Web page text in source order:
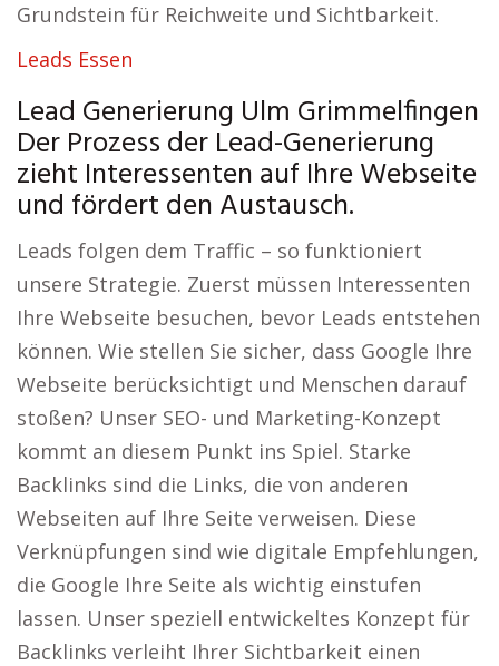
Grundstein für Reichweite und Sichtbarkeit.
Leads Essen
Lead Generierung Ulm Grimmelfingen
Der Prozess der Lead-Generierung
zieht Interessenten auf Ihre Webseite
und fördert den Austausch.
Leads folgen dem Traffic – so funktioniert
unsere Strategie. Zuerst müssen Interessenten
Ihre Webseite besuchen, bevor Leads entstehen
können. Wie stellen Sie sicher, dass Google Ihre
Webseite berücksichtigt und Menschen darauf
stoßen? Unser SEO- und Marketing-Konzept
kommt an diesem Punkt ins Spiel. Starke
Backlinks sind die Links, die von anderen
Webseiten auf Ihre Seite verweisen. Diese
Verknüpfungen sind wie digitale Empfehlungen,
die Google Ihre Seite als wichtig einstufen
lassen. Unser speziell entwickeltes Konzept für
Backlinks verleiht Ihrer Sichtbarkeit einen